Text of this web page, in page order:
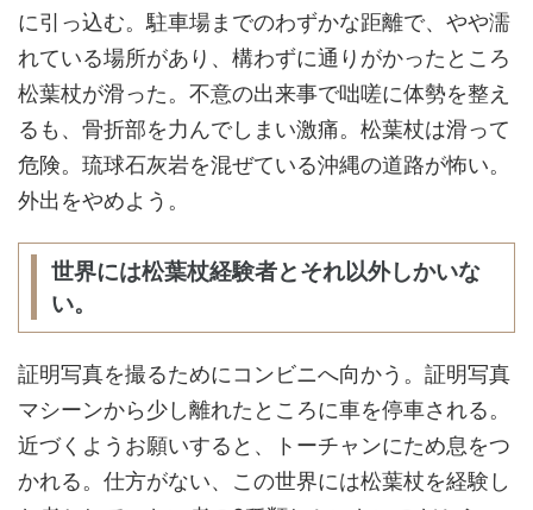
に引っ込む。駐車場までのわずかな距離で、やや濡
れている場所があり、構わずに通りがかったところ
松葉杖が滑った。不意の出来事で咄嗟に体勢を整え
るも、骨折部を力んでしまい激痛。松葉杖は滑って
危険。琉球石灰岩を混ぜている沖縄の道路が怖い。
外出をやめよう。
世界には松葉杖経験者とそれ以外しかいな
い。
証明写真を撮るためにコンビニへ向かう。証明写真
マシーンから少し離れたところに車を停車される。
近づくようお願いすると、トーチャンにため息をつ
かれる。仕方がない、この世界には松葉杖を経験し